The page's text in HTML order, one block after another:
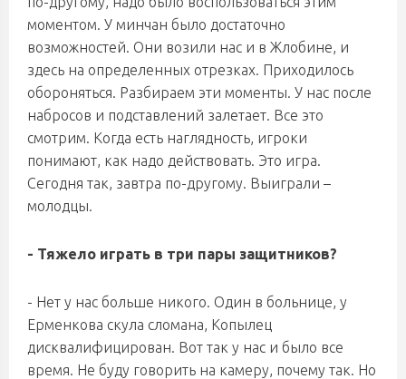
моментом. У минчан было достаточно
возможностей. Они возили нас и в Жлобине, и
здесь на определенных отрезках. Приходилось
обороняться. Разбираем эти моменты. У нас после
набросов и подставлений залетает. Все это
смотрим. Когда есть наглядность, игроки
понимают, как надо действовать. Это игра.
Сегодня так, завтра по-другому. Выиграли –
молодцы.
- Тяжело играть в три пары защитников?
- Нет у нас больше никого. Один в больнице, у
Ерменкова скула сломана, Копылец
дисквалифицирован. Вот так у нас и было все
время. Не буду говорить на камеру, почему так. Но